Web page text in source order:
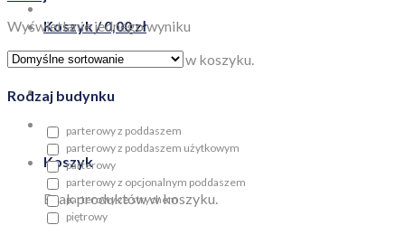
Koszyk /0,00zł
Brak produktów w koszyku.
Koszyk
Brak produktów w koszyku.
Wyświetlanie jednego wyniku
Rodzaj budynku
parterowy z poddaszem
parterowy z poddaszem użytkowym
parterowy
parterowy z opcjonalnym poddaszem
parterowy ze strychem
piętrowy